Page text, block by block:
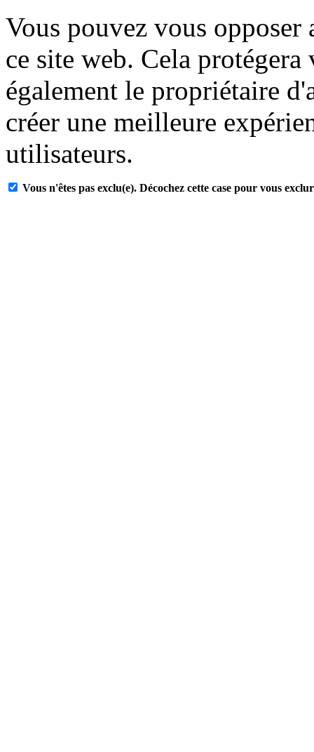
Vous pouvez vous
ce site web. Cela
également le propriétaire
créer une meilleure
utilisateurs.
Vous n'êtes pas exclu(e). Décochez cette case pour vous